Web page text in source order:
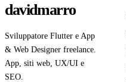
davidmarro
Sviluppatore Flutter e App
& Web Designer freelance.
App, siti web, UX/UI e
SEO.